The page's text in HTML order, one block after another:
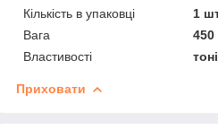
Кількість в упаковці
1
Вага
450
Властивості
Приховати